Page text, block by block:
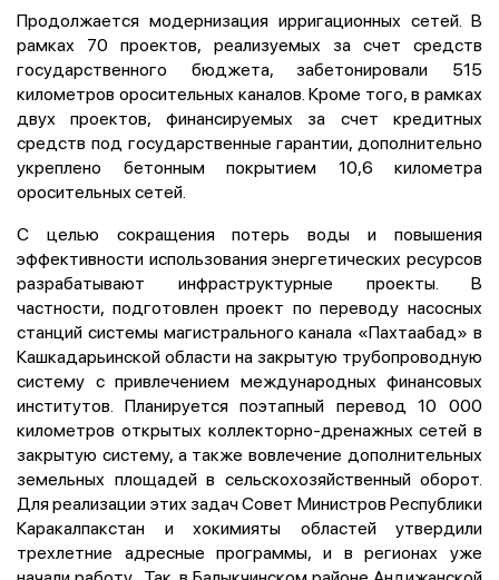
Продолжается модернизация ирригационных сетей. В
рамках 70 проектов, реализуемых за счет средств
государственного бюджета, забетонировали 515
километров оросительных каналов. Кроме того, в рамках
двух проектов, финансируемых за счет кредитных
средств под государственные гарантии, дополнительно
укреплено бетонным покрытием 10,6 километра
оросительных сетей.
С целью сокращения потерь воды и повышения
эффективности использования энергетических ресурсов
разрабатывают инфраструктурные проекты. В
частности, подготовлен проект по переводу насосных
станций системы магистрального канала «Пахтаабад» в
Кашкадарьинской области на закрытую трубопроводную
систему с привлечением международных финансовых
институтов. Планируется поэтапный перевод 10 000
километров открытых коллекторно-дренажных сетей в
закрытую систему, а также вовлечение дополнительных
земельных площадей в сельскохозяйственный оборот.
Для реализации этих задач Совет Министров Республики
Каракалпакстан и хокимияты областей утвердили
трехлетние адресные программы, и в регионах уже